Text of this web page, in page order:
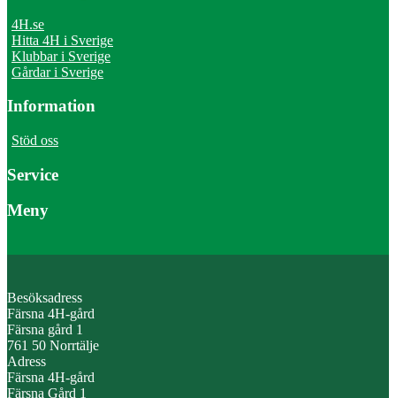
4H.se
Hitta 4H i Sverige
Klubbar i Sverige
Gårdar i Sverige
Information
Stöd oss
Service
Meny
Besöksadress
Färsna 4H-gård
Färsna gård 1
761 50 Norrtälje
Adress
Färsna 4H-gård
Färsna Gård 1